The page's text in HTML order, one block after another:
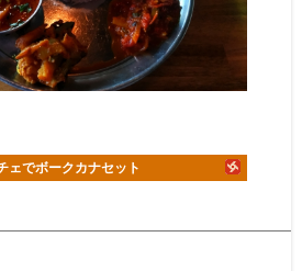
ェでボークカナセット